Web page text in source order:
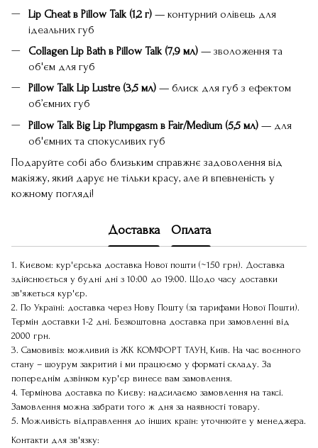
Lip Cheat в Pillow Talk (1,2 г) — контурний олівець для
ідеальних губ
Collagen Lip Bath в Pillow Talk (7,9 мл) — зволоження та
об'єм для губ
Pillow Talk Lip Lustre (3,5 мл) — блиск для губ з ефектом
об’ємних губ
Pillow Talk Big Lip Plumpgasm в Fair/Medium (5,5 мл) — для
об'ємних та спокусливих губ
Подаруйте собі або близьким справжнє задоволення від
макіяжу, який дарує не тільки красу, але й впевненість у
кожному погляді!
Доставка Оплата
1. Києвом: кур'єрська доставка Нової пошти (~150 грн). Доставка
здійснюється у будні дні з 10:00 до 19:00. Щодо часу доставки
зв'яжеться кур'єр.
2. По Україні: доставка через Нову Пошту (за тарифами Нової Пошти).
Термін доставки 1-2 дні. Безкоштовна доставка при замовленні від
2000 грн.
3. Самовивіз: можливий із ЖК КОМФОРТ ТАУН, Київ. На час воєнного
стану – шоурум закритий і ми працюємо у форматі складу. За
попереднім дзвінком кур'єр винесе вам замовлення.
4. Термінова доставка по Києву: надсилаємо замовлення на таксі.
Замовлення можна забрати того ж дня за наявності товару.
5. Можливість відправлення до інших країн: уточнюйте у менеджера.
Контакти для зв'язку: